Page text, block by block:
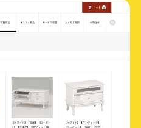
。同社が持つ人材デー